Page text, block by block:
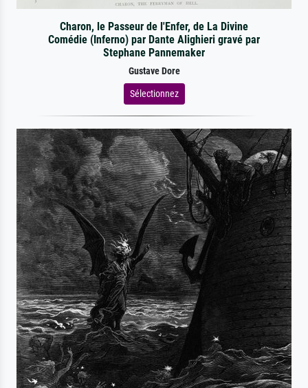
Charon, le Passeur de l'Enfer, de La Divine
Comédie (Inferno) par Dante Alighieri gravé par
Stephane Pannemaker
Gustave Dore
Sélectionnez